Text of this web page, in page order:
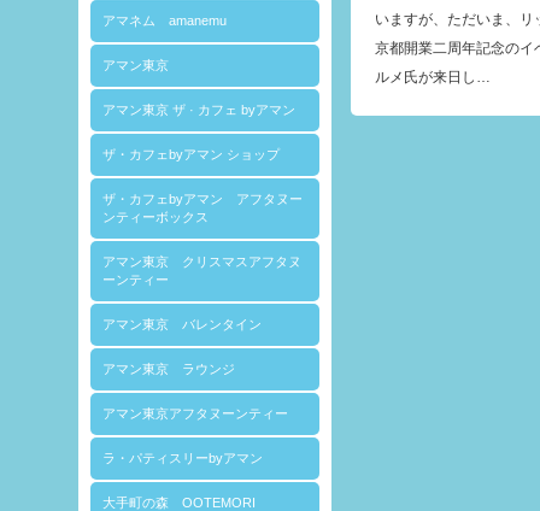
アマネム amanemu
アマン東京
アマン東京 ザ · カフェ byアマン
ザ・カフェbyアマン ショップ
ザ・カフェbyアマン アフタヌー
ンティーボックス
アマン東京 クリスマスアフタヌ
ーンティー
アマン東京 バレンタイン
アマン東京 ラウンジ
アマン東京アフタヌーンティー
ラ・パティスリーbyアマン
大手町の森 OOTEMORI
いますが、ただいま、
京都開業二周年記念のイ
ルメ氏が来日し…